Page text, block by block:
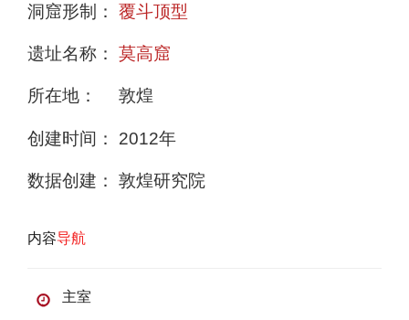
洞窟形制： 覆斗顶型
遗址名称： 莫高窟
所在地： 敦煌
创建时间： 2012年
数据创建： 敦煌研究院
内容导航
主室